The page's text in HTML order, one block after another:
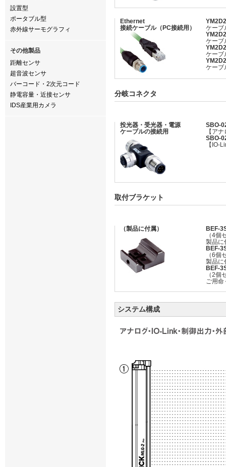
設置型
ポータブル型
赤外線サーモグラフィ
その他製品
距離センサ
超音波センサ
バーコード・2次元コード
静電容量・近接センサ
IDS産業用カメラ
Ethernet
接続ケーブル（PC接続用）
ケーブ
ケーブ
ケーブ
ケーブ
分岐コネクタ
投光器・受光器・電源
ケーブルの接続用
SBO-
【ア
SBO-
【IO-
取付ブラケット
（製品に付属）
BEF-
（4個
製品に
BEF-
（6個
製品に
BEF-
（2個
ご用命
システム構成